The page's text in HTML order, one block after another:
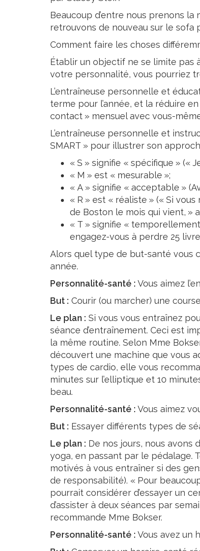
Crème Fouettée
Boissons
YogourtBeaucoup d’entre nous prenons
retrouvons de nouveau sur le sofa
Comment faire les choses
Établir un objectif ne se limite pas
votre personnalité, vous pourriez
L’entraîneuse personnelle et
terme pour l’année, et la réduire
contact » mensuel avec vous-
L’entraîneuse personnelle et
SMART » pour illustrer son
« S » signifie « spécifique » («
« M » est « mesurable »;
« A » signifie « acceptable »
« R » est « réaliste » (« Si
de Boston le mois qui vient, »
« T » signifie «
engagez-vous à perdre 25
Alors quel type de but-santé vous
année.
Personnalité-santé : Vous aimez
But : Courir (ou marcher) une
Le plan : Si vous vous entraînez
séance d’entraînement. Ceci est
la même routine. Selon Mme
découvert une machine que vous
types de cardio, elle vous
minutes sur l’elliptique et 10
beau.
Personnalité-santé : Vous aimez
But : Essayer différents types de
Le plan : De nos jours, nous avons
yoga, en passant par le pédalage.
motivés à vous entraîner si des
de responsabilité). « Pour
pourrait considérer d’essayer un
d’assister à deux séances par
recommande Mme Bokser.
Personnalité-santé : Vous avez un